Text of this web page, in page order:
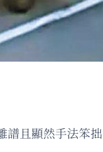
譜且顯然手法笨